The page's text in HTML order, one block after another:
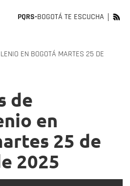
PQRS-BOGOTÁ TE ESCUCHA
EN BOGOTÁ MARTES 25 DE
de
en
25 de
2025